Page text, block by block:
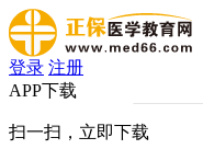
登录 注册
APP下载
扫一扫，立即下载